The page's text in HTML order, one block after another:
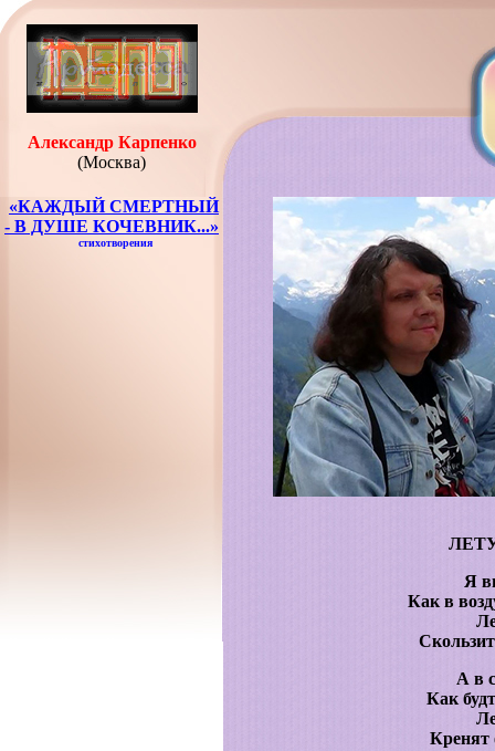
Александр Карпенко
(Москва)
«КАЖДЫЙ СМЕРТНЫЙ
- В ДУШЕ КОЧЕВНИК...»
стихотворения
Я
Как в
А в
Как
Кренят